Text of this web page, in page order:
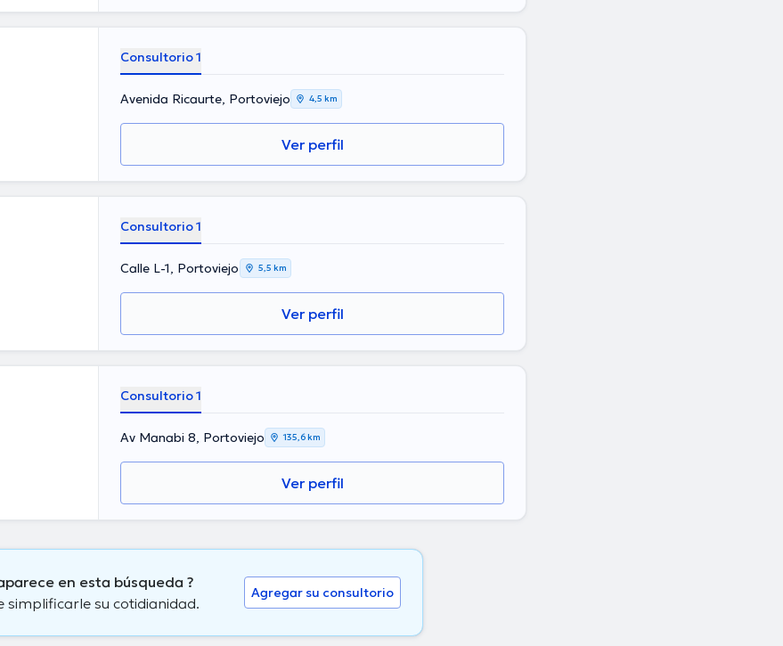
Consultorio 1
Avenida Ricaurte, Portoviejo 4,5 km
Ver perfil
Consultorio 1
Calle L-1, Portoviejo 5,5 km
Ver perfil
Consultorio 1
Av Manabi 8, Portoviejo 135,6 km
Ver perfil
en esta búsqueda ?
su cotidianidad.
Agregar su consultorio